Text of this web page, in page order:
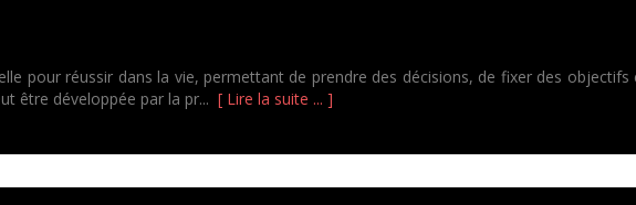
pour réussir dans la vie, permettant de prendre des décisions, de fixer des
être développée par la pr... [ Lire la suite ... ]